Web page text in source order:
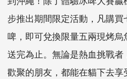
步推出期間限定活動，凡購
啤，即可兌換限量五兩現烤烏
送完為止。無論是熱血挑戰
歡聚的朋友，都能在貓下去